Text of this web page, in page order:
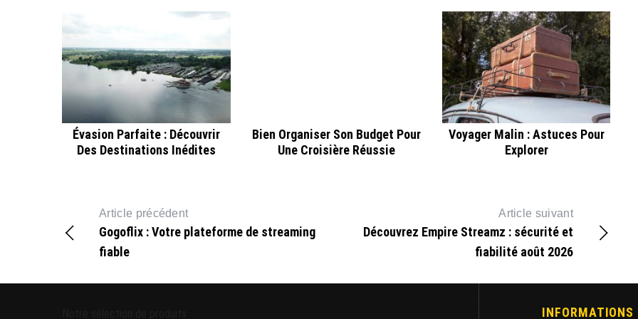
Évasion Parfaite : Découvrir
Des Destinations Inédites
Bien Organiser Son Budget Pour
Une Croisière Réussie
Voyager Malin : Astuces Pour
Explorer
Article précédent
Gogoflix : Votre plateforme de streaming
fiable
Article suivant
Découvrez Empire Streamz : sécurité et
fiabilité août 2026
INFORMATIONS